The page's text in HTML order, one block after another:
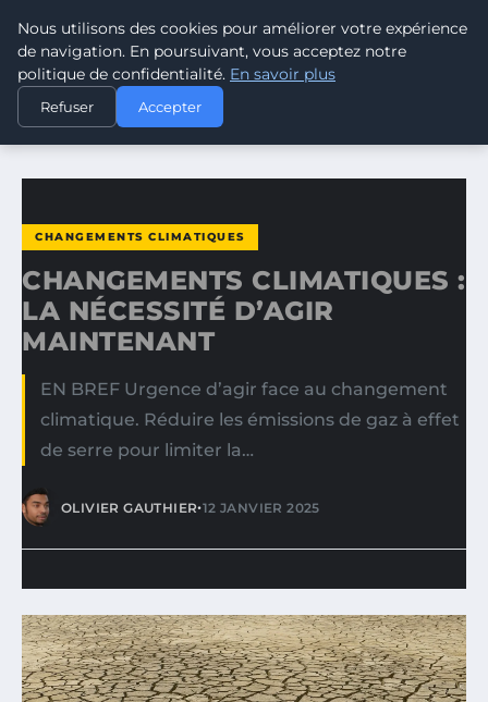
CLIMATE GUARDIAN
ACCUEIL
CHANGEMENTS CLIMATIQUES
CHANGEMENTS CLIMATIQUES : LA NÉCESSITÉ D’AGIR…
CHANGEMENTS CLIMATIQUES
CHANGEMENTS CLIMATIQUES :
LA NÉCESSITÉ D’AGIR
MAINTENANT
EN BREF Urgence d’agir face au changement
climatique. Réduire les émissions de gaz à effet
de serre pour limiter la…
OLIVIER GAUTHIER•12 JANVIER 2025
Nous utilisons des cookies pour améliorer votre expérience
de navigation. En poursuivant, vous acceptez notre
politique de confidentialité. En savoir plus
Refuser Accepter